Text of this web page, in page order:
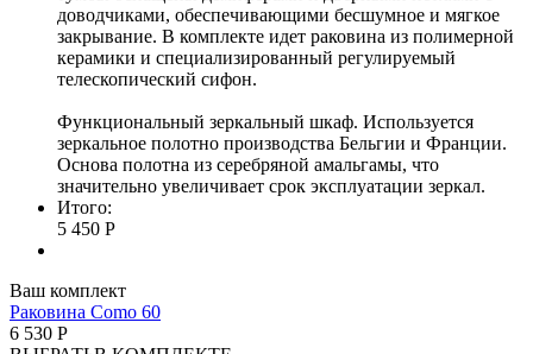
доводчиками, обеспечивающими бесшумное и мягкое
закрывание. В комплекте идет раковина из полимерной
керамики и специализированный регулируемый
телескопический сифон.
Функциональный зеркальный шкаф. Используется
зеркальное полотно производства Бельгии и Франции.
Основа полотна из серебряной амальгамы, что
значительно увеличивает срок эксплуатации зеркал.
Итого:
5 450 Р
Ваш комплект
Раковина Como 60
6 530 Р